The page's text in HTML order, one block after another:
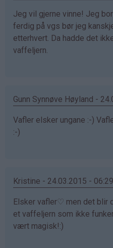
Jeg vil gjerne vinne! Jeg
ferdig på vgs bør jeg
etterhvert. Da hadde det
vaffeljern.
Gunn Synnøve Høyland -
Vafler elsker ungane :-)
:-)
Kristine - 24.03.2015 - 06:29
Elsker vafler♡ men det blir
et vaffeljern som ikke
vært magisk!:)